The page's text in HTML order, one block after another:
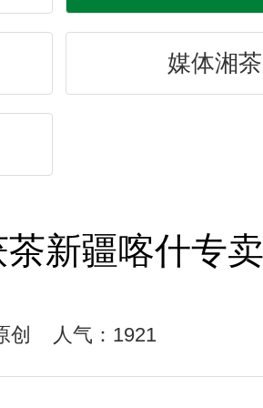
媒体湘茶
新疆喀什专
创 人气：1921